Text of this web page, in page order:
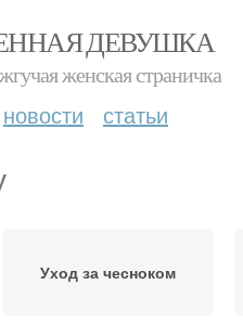
ДЕВУШКА
женская страничка
новости статьи
Уход за чесноком